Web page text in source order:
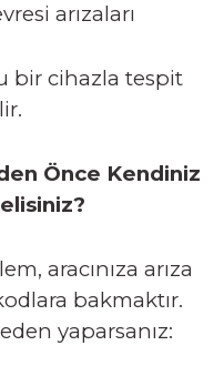
arızaları
bir cihazla tespit
Önce Kendiniz
aracınıza arıza
bakmaktır.
yaparsanız: